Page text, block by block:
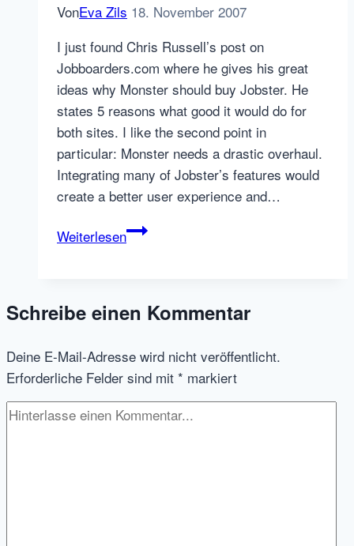
VonEva Zils 18. November 2007
I just found Chris Russell’s post on
Jobboarders.com where he gives his great
ideas why Monster should buy Jobster. He
states 5 reasons what good it would do for
both sites. I like the second point in
particular: Monster needs a drastic overhaul.
Integrating many of Jobster’s features would
create a better user experience and…
WeiterlesenWhat
Monster
Jobster
Schreibe einen Kommentar
Deine E-Mail-Adresse wird nicht veröffentlicht.
Erforderliche Felder sind mit * markiert